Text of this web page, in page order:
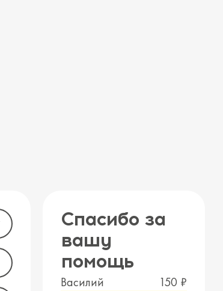
Спасибо за
вашу
помощь
Василий 150 ₽